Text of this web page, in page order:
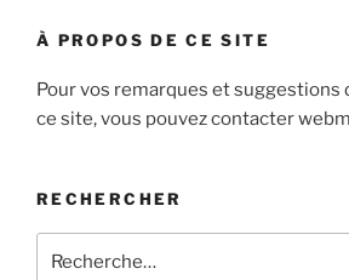
À PROPOS DE CE SITE
Pour vos remarques et suggestions
ce site, vous pouvez contacter
RECHERCHER